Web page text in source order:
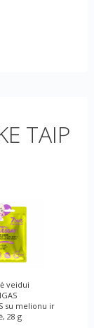
TAIP
veidui
su melionu ir
28 g